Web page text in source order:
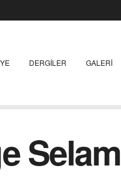
DERGILER GALERI
Selam